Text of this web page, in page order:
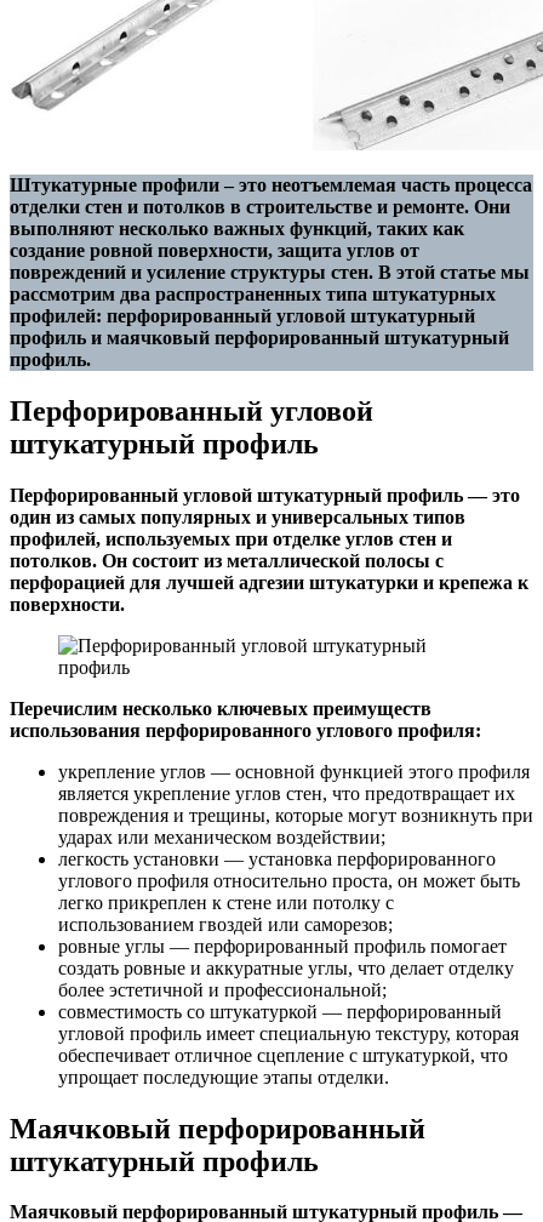
Штукатурные профили – это неотъемлемая часть процесса
отделки стен и потолков в строительстве и ремонте. Они
выполняют несколько важных функций, таких как
создание ровной поверхности, защита углов от
повреждений и усиление структуры стен. В этой статье мы
рассмотрим два распространенных типа штукатурных
профилей: перфорированный угловой штукатурный
профиль и маячковый перфорированный штукатурный
профиль.
Перфорированный угловой
штукатурный профиль
Перфорированный угловой штукатурный профиль — это
один из самых популярных и универсальных типов
профилей, используемых при отделке углов стен и
потолков. Он состоит из металлической полосы с
перфорацией для лучшей адгезии штукатурки и крепежа к
поверхности.
Перечислим несколько ключевых преимуществ
использования перфорированного углового профиля:
укрепление углов — основной функцией этого профиля
является укрепление углов стен, что предотвращает их
повреждения и трещины, которые могут возникнуть при
ударах или механическом воздействии;
легкость установки — установка перфорированного
углового профиля относительно проста, он может быть
легко прикреплен к стене или потолку с
использованием гвоздей или саморезов;
ровные углы — перфорированный профиль помогает
создать ровные и аккуратные углы, что делает отделку
более эстетичной и профессиональной;
совместимость со штукатуркой — перфорированный
угловой профиль имеет специальную текстуру, которая
обеспечивает отличное сцепление с штукатуркой, что
упрощает последующие этапы отделки.
Маячковый перфорированный
штукатурный профиль
Маячковый перфорированный штукатурный профиль —